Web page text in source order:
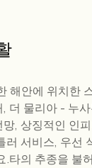
해안에 위치한
더 물리아 - 누
, 상징적인 인
러 서비스, 우선
.타의 추종을 불